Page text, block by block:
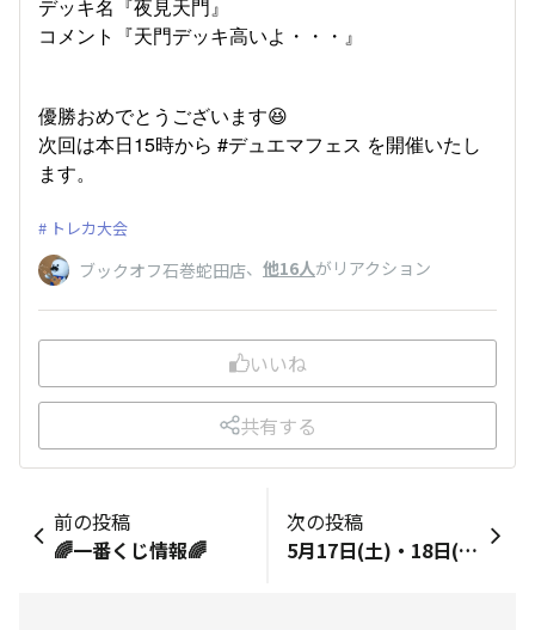
デッキ名『夜見天門』
コメント『天門デッキ高いよ・・・』
優勝おめでとうございます😆
次回は本日15時から #デュエマフェス を開催いたし
ます。
トレカ大会
ブックオフ石巻蛇田店、 他16人がリアクション
いいね
共有する
前の投稿
🌈一番くじ情報🌈
次の投稿
5月17日(土)・18日(日) 誕生祭開催いたします！